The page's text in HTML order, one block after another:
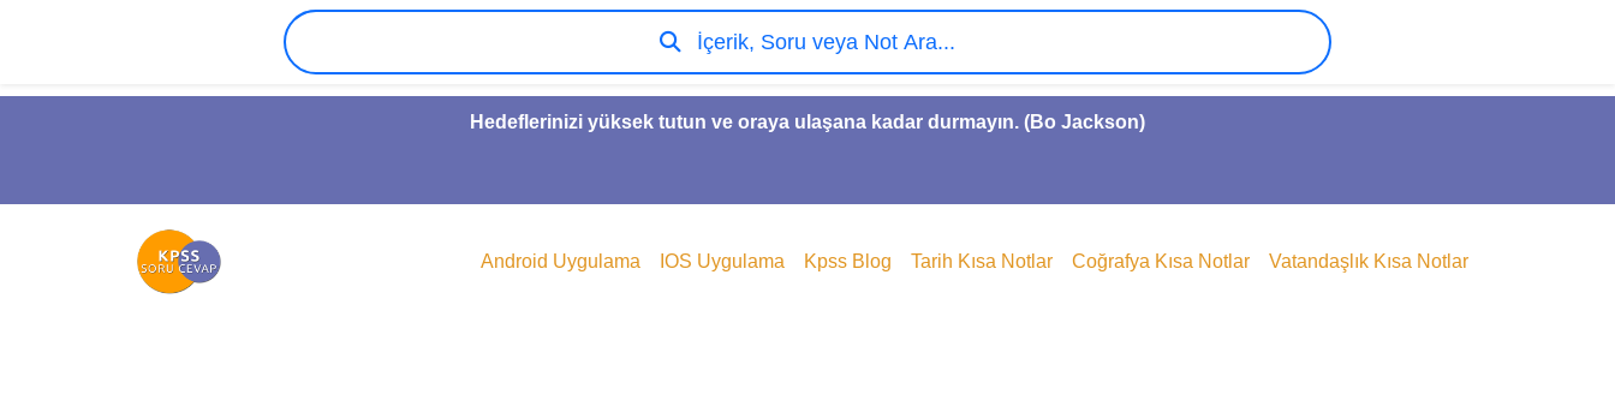
Hedeflerinizi yüksek tutun ve oraya ulaşana kadar durmayın. (Bo Jackson)
İçerik, Soru veya Not Ara...
Android Uygulama IOS Uygulama Kpss Blog Tarih Kısa Notlar Coğrafya Kısa Notlar Vatandaşlık Kısa Notlar